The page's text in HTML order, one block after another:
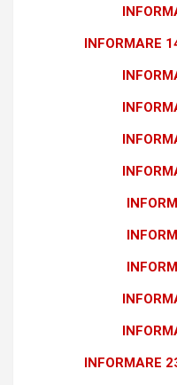
INFORMARE
INFORMARE